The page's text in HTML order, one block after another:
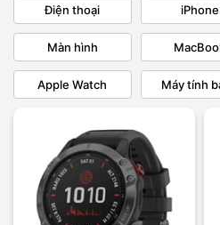
Điện thoại iPhone
Màn hình
Apple Watch Máy tính